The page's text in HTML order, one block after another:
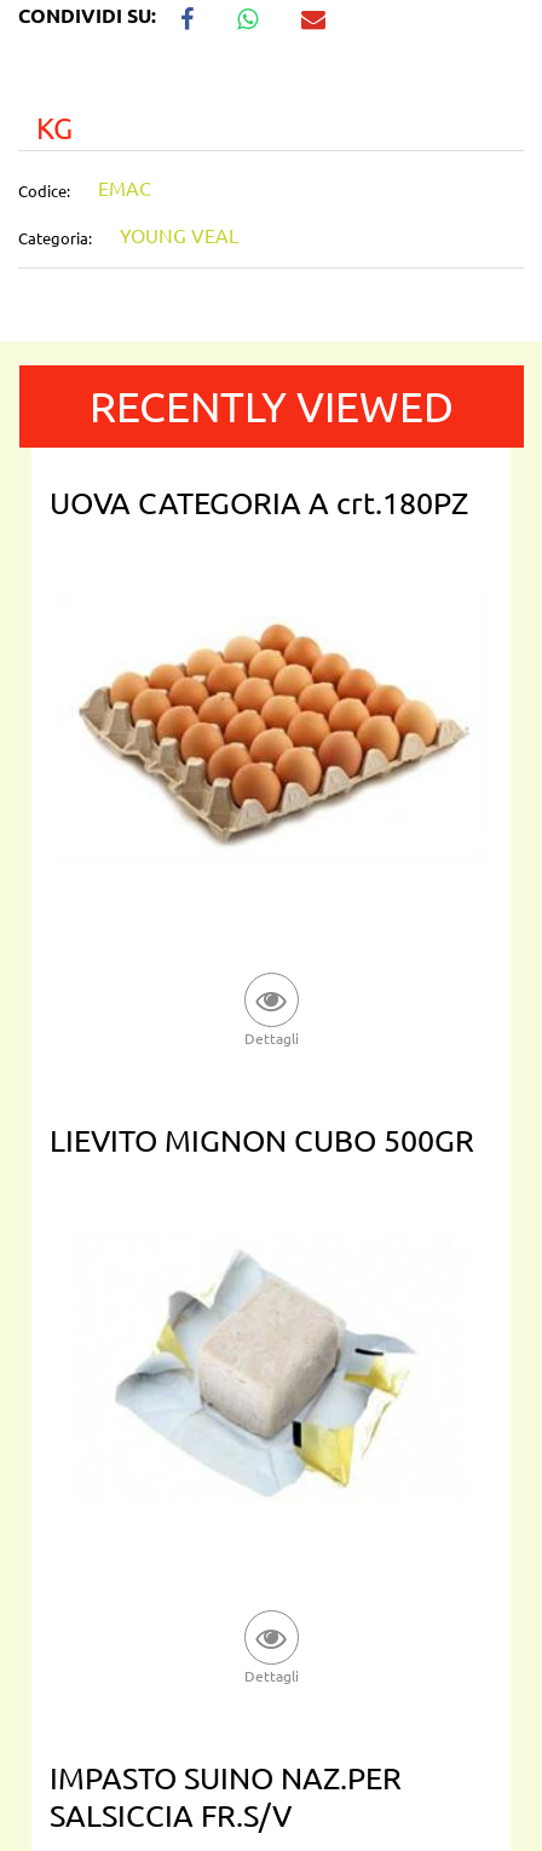
CONDIVIDI SU:
KG
Codice: EMAC
Categoria: YOUNG VEAL
RECENTLY VIEWED
UOVA CATEGORIA A crt.180PZ
Dettagli
LIEVITO MIGNON CUBO 500GR
Dettagli
IMPASTO SUINO NAZ.PER
SALSICCIA FR.S/V